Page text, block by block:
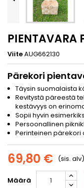
PIENTAVARA
ViiteAUG662130
Pärekori
Täysin suomalaista
Revitystä päreestä
kestävyys on
Sopii hyvin
Persoonallinen
Perinteinen pärekori
69,80 € (sis. alv)
Määrä